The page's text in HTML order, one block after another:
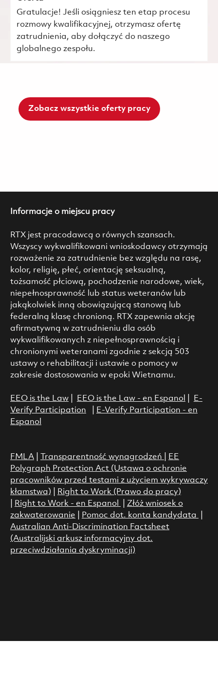
Gratulacje! Jeśli osiągniesz ten etap procesu
rozmowy kwalifikacyjnej, otrzymasz ofertę
zatrudnienia, aby dołączyć do naszego
globalnego zespołu.
Zobacz wszystkie oferty pracy
Informacje o miejscu pracy
RTX jest pracodawcą o równych szansach.
Wszyscy wykwalifikowani wnioskodawcy otrzymają
rozważenie za zatrudnienie bez względu na rasę,
kolor, religię, płeć, orientację seksualną,
tożsamość płciową, pochodzenie narodowe, wiek,
niepełnosprawność lub status weteranów lub
jakąkolwiek inną obowiązującą stanową lub
federalną klasę chronioną. RTX zapewnia akcję
afirmatywną w zatrudnieniu dla osób
wykwalifikowanych z niepełnosprawnością i
chronionymi weteranami zgodnie z sekcją 503
ustawy o rehabilitacji i ustawie o pomocy w
zakresie dostosowania w epoki Wietnamu.
EEO is the Law| EEO is the Law - en Espanol
E-
Verify Participation
E-Verify Participation - en
Espanol
FMLA| Transparentność wynagrodzeń
EE
Polygraph Protection Act (Ustawa o ochronie
pracowników przed testami z użyciem wykrywaczy
kłamstwa)
Right to Work (Prawo do pracy)
Right to Work - en Espanol
Złóż wniosek o
zakwaterowanie
Pomoc dot. konta kandydata
Australian Anti-Discrimination Factsheet
(Australijski arkusz informacyjny dot.
przeciwdziałania dyskryminacji)